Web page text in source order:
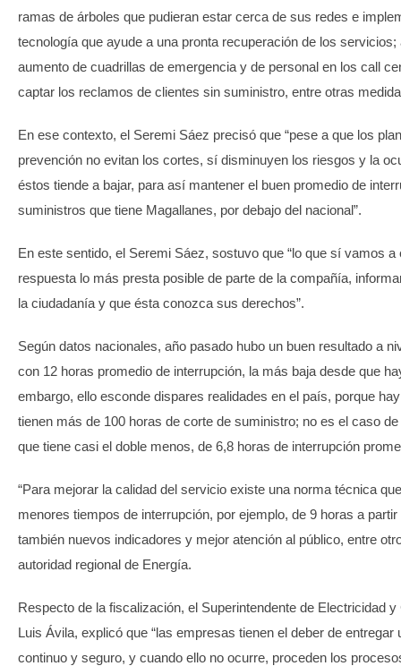
ramas de árboles que pudieran estar cerca de sus redes e
tecnología que ayude a una pronta recuperación de los servicios;
aumento de cuadrillas de emergencia y de personal en los call
captar los reclamos de clientes sin suministro, entre otras
En ese contexto, el Seremi Sáez precisó que “pese a que los
prevención no evitan los cortes, sí disminuyen los riesgos y la
éstos tiende a bajar, para así mantener el buen promedio de
suministros que tiene Magallanes, por debajo del nacional”.
En este sentido, el Seremi Sáez, sostuvo que “lo que sí vamos a
respuesta lo más presta posible de parte de la compañía,
la ciudadanía y que ésta conozca sus derechos”.
Según datos nacionales, año pasado hubo un buen resultado a
con 12 horas promedio de interrupción, la más baja desde que
embargo, ello esconde dispares realidades en el país, porque
tienen más de 100 horas de corte de suministro; no es el caso
que tiene casi el doble menos, de 6,8 horas de interrupción
“Para mejorar la calidad del servicio existe una norma técnica
menores tiempos de interrupción, por ejemplo, de 9 horas a
también nuevos indicadores y mejor atención al público, entre
autoridad regional de Energía.
Respecto de la fiscalización, el Superintendente de Electricidad
Luis Ávila, explicó que “las empresas tienen el deber de entregar
continuo y seguro, y cuando ello no ocurre, proceden los